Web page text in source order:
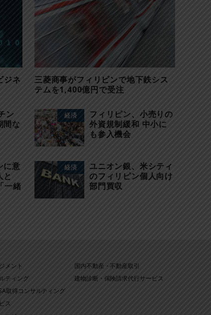
ジネ
三菱商事がフィリピンで地下鉄シス
テムを1,400億円で受注
ン
間な
経済
フィリピン、小売りの
外資規制緩和 中小に
も参入機会
に意
一緒
経済
ユニオン銀、米シティ
のフィリピン個人向け
部門買収
メント
ティング
取得コンサルティング
ス
国内不動産・不動産取引
建物診断・保険請求代行サービス